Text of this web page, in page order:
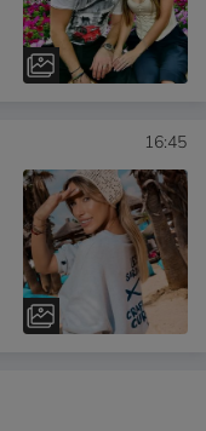
16:45